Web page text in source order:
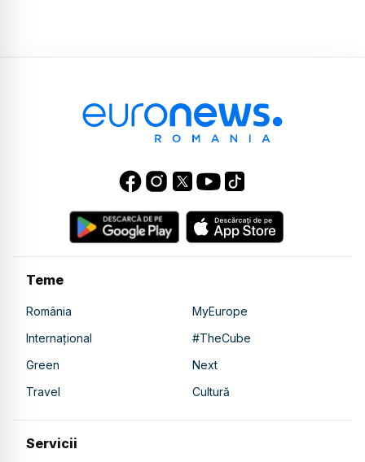
Teme
România
MyEurope
Internațional
#TheCube
Green
Next
Travel
Cultură
Servicii